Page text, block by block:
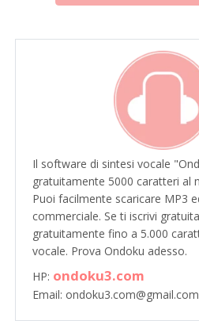
Il software di sintesi vocale
gratuitamente 5000 caratteri al
Puoi facilmente scaricare MP3
commerciale. Se ti iscrivi
gratuitamente fino a 5.000
vocale. Prova Ondoku adesso.
HP: ondoku3.com
Email: ondoku3.com@gmail.com